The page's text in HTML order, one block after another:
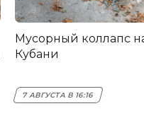
Мусорный коллапс
Кубани
7 АВГУСТА В 16:16